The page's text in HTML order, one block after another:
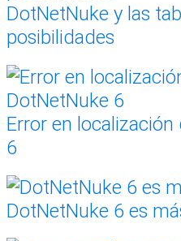
DotNetNuke y las
posibilidades
Error en
6
DotNetNuke 6 es